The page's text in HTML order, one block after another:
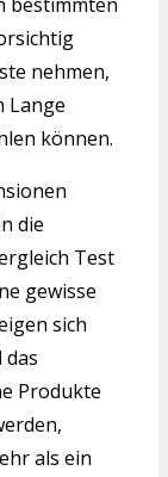
nehmen,
Lange
können.
die
Test
gewisse
sich
Produkte
als ein